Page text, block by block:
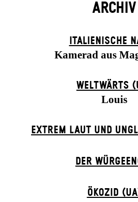
ARCHIV
ITALIENISCHE
Kamerad aus
WELTWÄRTS
Louis
EXTREM LAUT UND
DER
ÖKOZID